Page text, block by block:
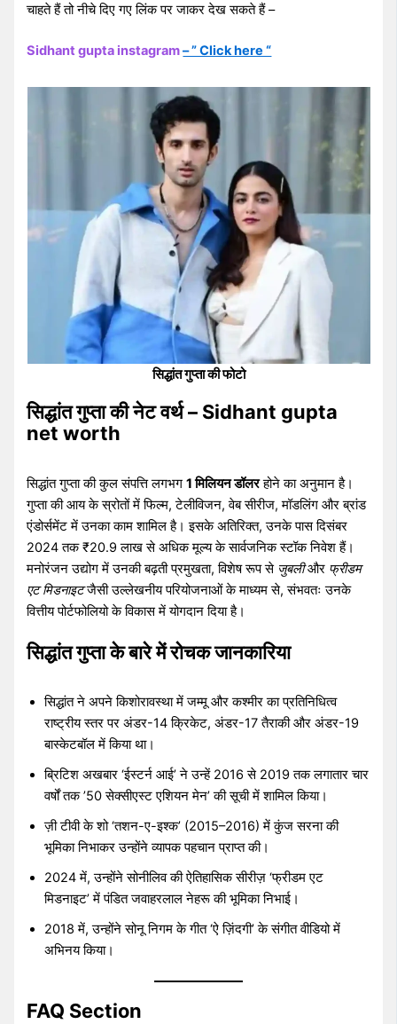
चाहते हैं तो नीचे दिए गए लिंक पर जाकर देख सकते हैं –
Sidhant gupta instagram– ” Click here “
सिद्धांत गुप्ता की फोटो
सिद्धांत गुप्ता की नेट वर्थ – Sidhant gupta
net worth
सिद्धांत गुप्ता की कुल संपत्ति लगभग1 मिलियन डॉलरहोने का अनुमान है।
गुप्ता की आय के स्रोतों में फिल्म, टेलीविजन, वेब सीरीज, मॉडलिंग और ब्रांड
एंडोर्समेंट में उनका काम शामिल है। इसके अतिरिक्त, उनके पास दिसंबर
2024 तक ₹20.9 लाख से अधिक मूल्य के सार्वजनिक स्टॉक निवेश हैं।
मनोरंजन उद्योग में उनकी बढ़ती प्रमुखता, विशेष रूप से जुबलीऔर फ्रीडम
एट मिडनाइटजैसी उल्लेखनीय परियोजनाओं के माध्यम से, संभवतः उनके
वित्तीय पोर्टफोलियो के विकास में योगदान दिया है।
सिद्धांत गुप्ता के बारे में रोचक जानकारिया
सिद्धांत ने अपने किशोरावस्था में जम्मू और कश्मीर का प्रतिनिधित्व
राष्ट्रीय स्तर पर अंडर-14 क्रिकेट, अंडर-17 तैराकी और अंडर-19
बास्केटबॉल में किया था।
ब्रिटिश अखबार ‘ईस्टर्न आई’ ने उन्हें 2016 से 2019 तक लगातार चार
वर्षों तक ’50 सेक्सीएस्ट एशियन मेन’ की सूची में शामिल किया।
ज़ी टीवी के शो ‘तशन-ए-इश्क’ (2015–2016) में कुंज सरना की
भूमिका निभाकर उन्होंने व्यापक पहचान प्राप्त की।
2024 में, उन्होंने सोनीलिव की ऐतिहासिक सीरीज़ ‘फ्रीडम एट
मिडनाइट’ में पंडित जवाहरलाल नेहरू की भूमिका निभाई।
2018 में, उन्होंने सोनू निगम के गीत ‘ऐ ज़िंदगी’ के संगीत वीडियो में
अभिनय किया।
FAQ Section